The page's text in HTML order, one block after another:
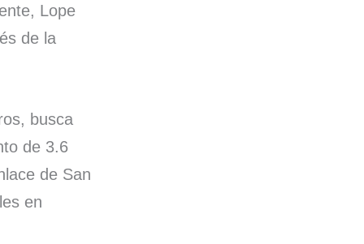
Lope
de la
busca
de 3.6
de San
en